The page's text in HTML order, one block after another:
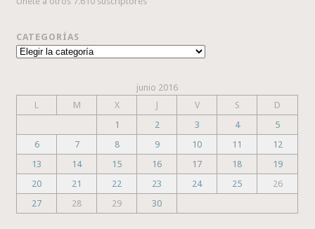
CATEGORÍAS
Categorías
junio 2016
L
M X J V S
D
1
2 3 4
5
6
7 8 9 10 11
12
13
14 15 16 17 18
19
20
21 22 23 24 25
26
27
28 29 30